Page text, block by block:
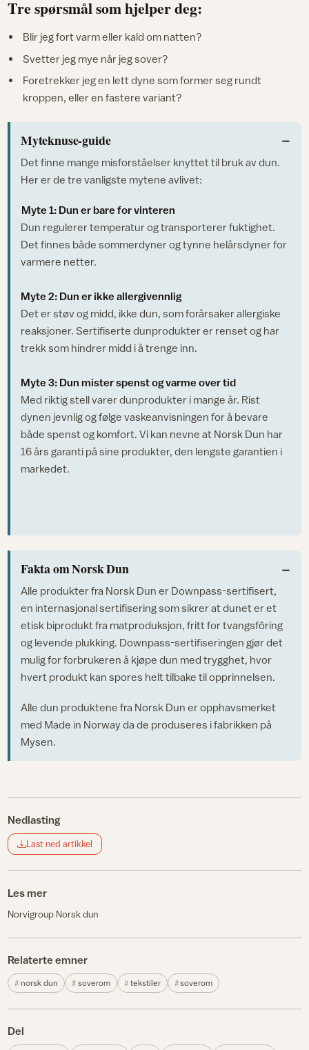
Tre spørsmål som hjelper deg:
Blir jeg fort varm eller kald om natten?
Svetter jeg mye når jeg sover?
Foretrekker jeg en lett dyne som former seg rundt
kroppen, eller en fastere variant?
Myteknuse-guide
Det finne mange misforståelser knyttet til bruk av dun.
Her er de tre vanligste mytene avlivet:
Myte 1: Dun er bare for vinteren
Dun regulerer temperatur og transporterer fuktighet.
Det finnes både sommerdyner og tynne helårsdyner for
varmere netter.
Myte 2: Dun er ikke allergivennlig
Det er støv og midd, ikke dun, som forårsaker allergiske
reaksjoner. Sertifiserte dunprodukter er renset og har
trekk som hindrer midd i å trenge inn.
Myte 3: Dun mister spenst og varme over tid
Med riktig stell varer dunprodukter i mange år. Rist
dynen jevnlig og følge vaskeanvisningen for å bevare
både spenst og komfort. Vi kan nevne at Norsk Dun har
16 års garanti på sine produkter, den lengste garantien i
markedet.
Fakta om Norsk Dun
Alle produkter fra Norsk Dun er Downpass-sertifisert,
en internasjonal sertifisering som sikrer at dunet er et
etisk biprodukt fra matproduksjon, fritt for tvangsfôring
og levende plukking. Downpass-sertifiseringen gjør det
mulig for forbrukeren å kjøpe dun med trygghet, hvor
hvert produkt kan spores helt tilbake til opprinnelsen.
Alle dun produktene fra Norsk Dun er opphavsmerket
med Made in Norway da de produseres i fabrikken på
Mysen.
Nedlasting
Last ned artikkel
Les mer
Norvigroup Norsk dun
Relaterte emner
norsk dun soverom tekstiler soverom
Del